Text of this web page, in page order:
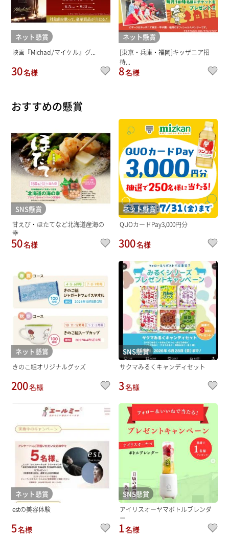
ネット懸賞
映画『Michael/マイケル』グ...
30名様
ネット懸賞
[東京・兵庫・福岡]キッザニア招
待...
8名様
おすすめの懸賞
SNS懸賞
甘えび・ほたてなど北海道産海の
幸
50名様
ネット懸賞
QUOカードPay3,000円分
300名様
ネット懸賞
きのこ組オリジナルグッズ
200名様
SNS懸賞
サクマみるくキャンディセット
3名様
ネット懸賞
estの美容体験
5名様
SNS懸賞
アイリスオーヤマボトルブレンダ
ー
1名様